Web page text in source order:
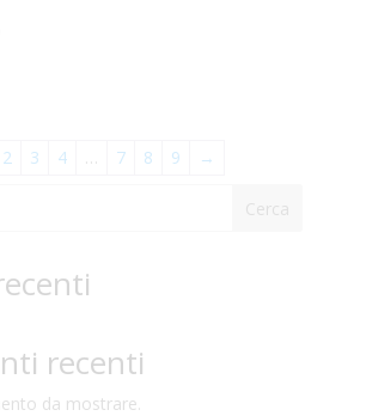
2 3 4 7 8 9 →
Cerca
recenti
da mostrare.